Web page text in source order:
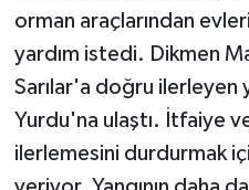
orman araçlarından
yardım istedi. Dikmen
Sarılar'a doğru ilerleyen
Yurdu'na ulaştı. İtfaiye
ilerlemesini durdurmak